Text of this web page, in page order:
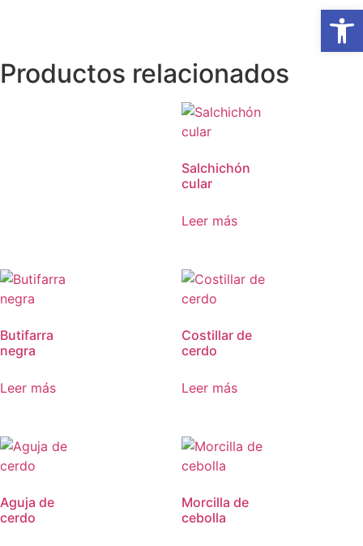
Productos relacionados
Salchichón
cular
Leer más
Butifarra
negra
Leer más
Costillar de
cerdo
Leer más
Aguja de
cerdo
Morcilla de
cebolla
Abrir